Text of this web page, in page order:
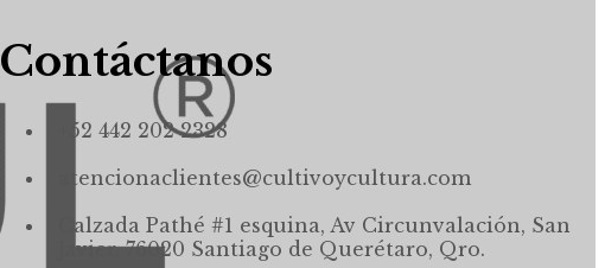
Contáctanos
+52 442 202 2328
atencionaclientes@cultivoycultura.com
Calzada Pathé #1 esquina, Av Circunvalación, San
Javier, 76020 Santiago de Querétaro, Qro.